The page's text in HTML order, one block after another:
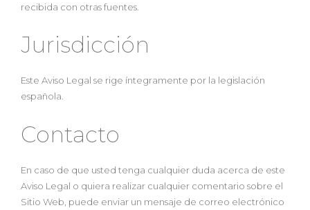
recibida con otras fuentes.
Jurisdicción
Este Aviso Legal se rige íntegramente por la legislación
española.
Contacto
En caso de que usted tenga cualquier duda acerca de este
Aviso Legal o quiera realizar cualquier comentario sobre el
Sitio Web, puede enviar un mensaje de correo electrónico